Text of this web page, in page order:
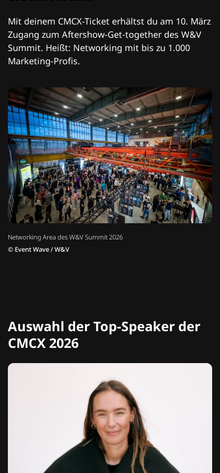
Networking Area des W&V Summit 2026
© Event Wave / W&V
Mit deinem CMCX-Ticket erhältst du am 10. März
Zugang zum Aftershow-Get-together des W&V
Summit. Heißt: Networking mit bis zu 1.000
Marketing-Profis.
Auswahl der Top-Speaker der
CMCX 2026